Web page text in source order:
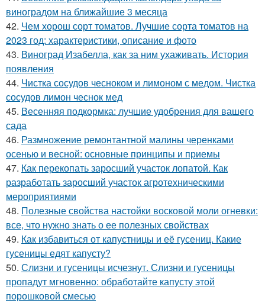
виноградом на ближайшие 3 месяца
42. Чем хорош сорт томатов. Лучшие сорта томатов на
2023 год: характеристики, описание и фото
43. Виноград Изабелла, как за ним ухаживать. История
появления
44. Чистка сосудов чесноком и лимоном с медом. Чистка
сосудов лимон чеснок мед
45. Весенняя подкормка: лучшие удобрения для вашего
сада
46. Размножение ремонтантной малины черенками
осенью и весной: основные принципы и приемы
47. Как перекопать заросший участок лопатой. Как
разработать заросший участок агротехническими
мероприятиями
48. Полезные свойства настойки восковой моли огневки:
все, что нужно знать о ее полезных свойствах
49. Как избавиться от капустницы и её гусениц. Какие
гусеницы едят капусту?
50. Слизни и гусеницы исчезнут. Слизни и гусеницы
пропадут мгновенно: обработайте капусту этой
порошковой смесью